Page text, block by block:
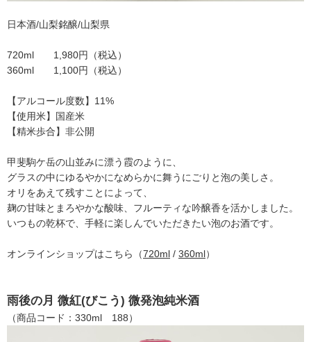
日本酒/山梨銘醸/山梨県
720ml 1,980円（税込）
360ml 1,100円（税込）
【アルコール度数】11%
【使用米】国産米
【精米歩合】非公開
甲斐駒ケ岳の山並みに漂う霞のように、
グラスの中にゆるやかになめらかに舞うにごりと泡の美しさ。
オリをあえて残すことによって、
麹の甘味とまろやかな酸味、フルーティな吟醸香を活かしました。
いつもの乾杯で、手軽に楽しんでいただきたい泡のお酒です。
オンラインショップはこちら（720ml / 360ml）
雨後の月 微紅(びこう) 微発泡純米酒
（商品コード：330ml 188）